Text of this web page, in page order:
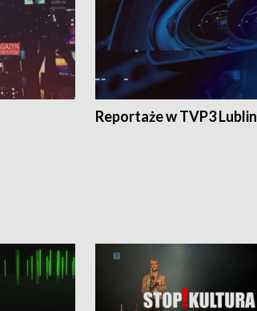
Reportaże w TVP3 Lublin